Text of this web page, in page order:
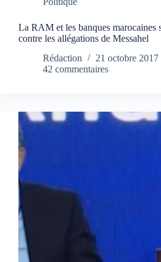
La RAM et les banques marocaines
contre les allégations de Messahel
Rédaction
21 octobre 2017
42 commentaires